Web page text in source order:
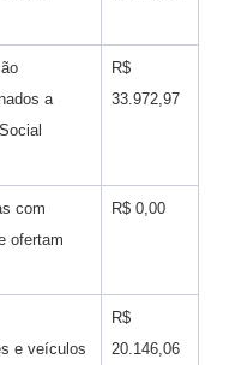
a
R$
33.972,97
com
ofertam
R$ 0,00
e veículos
R$
20.146,06